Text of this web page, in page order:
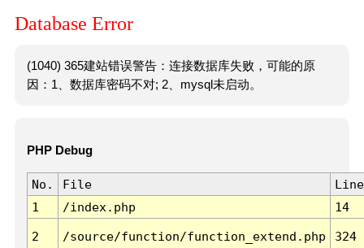
Database Error
(1040) 365建站错误警告：连接数据库失败，可能的原
因：1、数据库密码不对; 2、mysql未启动。
PHP Debug
No. File
Line
1
/index.php 14
2 /source/function/function_extend.php 324